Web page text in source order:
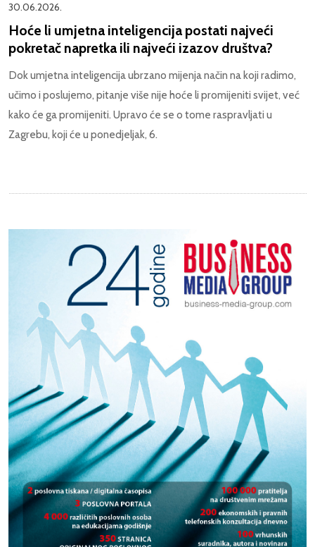
30.06.2026.
Hoće li umjetna inteligencija postati najveći
pokretač napretka ili najveći izazov društva?
Dok umjetna inteligencija ubrzano mijenja način na koji radimo,
učimo i poslujemo, pitanje više nije hoće li promijeniti svijet, već
kako će ga promijeniti. Upravo će se o tome raspravljati u
Zagrebu, koji će u ponedjeljak, 6.